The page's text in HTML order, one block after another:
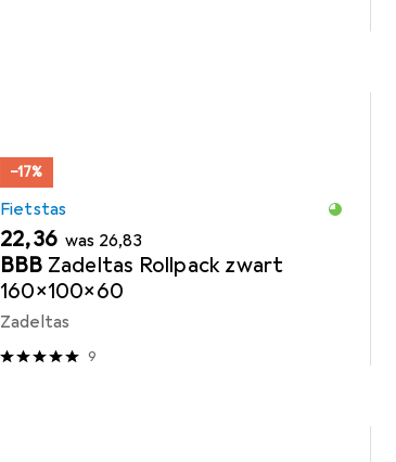
−17%
Fietstas
EUR
22,36 was EUR
26,83
BBB Zadeltas Rollpack zwart
160x100x60
Zadeltas
9